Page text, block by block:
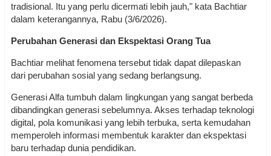
tradisional. Itu yang perlu dicermati lebih jauh," kata Bachtiar
dalam keterangannya, Rabu (3/6/2026).
Perubahan Generasi dan Ekspektasi Orang Tua
Bachtiar melihat fenomena tersebut tidak dapat dilepaskan
dari perubahan sosial yang sedang berlangsung.
Generasi Alfa tumbuh dalam lingkungan yang sangat berbeda
dibandingkan generasi sebelumnya. Akses terhadap teknologi
digital, pola komunikasi yang lebih terbuka, serta kemudahan
memperoleh informasi membentuk karakter dan ekspektasi
baru terhadap dunia pendidikan.